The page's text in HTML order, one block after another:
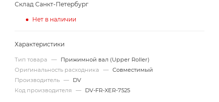
Склад Санкт-Петербург
Нет в наличии
Характеристики
Тип товара —
Прижимной вал (Upper Roller)
Оригинальность расходника
— Совместимый
Производитель —
DV
Код производителя
— DV-FR-XER-7525